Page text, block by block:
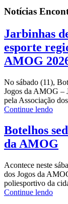
Notícias
Jarbinhas
esporte
AMOG
No sábado (11),
Jogos da AMOG
pela Associação
Continue lendo
Botelhos
da AMOG
Acontece neste
dos Jogos da
poliesportivo da
Continue lendo